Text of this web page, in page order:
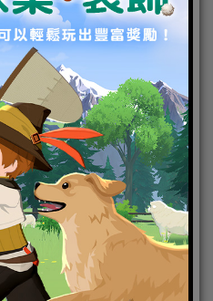
HIT：英雄
娜索爆登場
遊戲 焦點新聞
HIT：英